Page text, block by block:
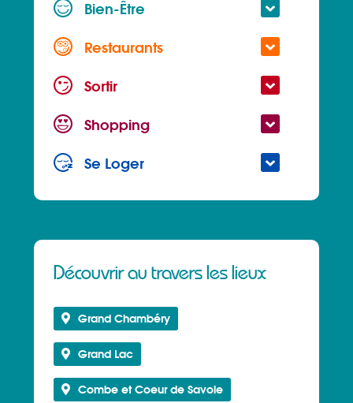
Bien-Être
Restaurants
Sortir
Shopping
Se Loger
Découvrir au travers les lieux
Grand Chambéry
Grand Lac
Combe et Coeur de Savoie